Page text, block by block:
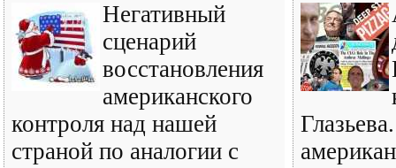
Негативный
сценарий
восстановления
американского
контроля над нашей
страной по аналогии с